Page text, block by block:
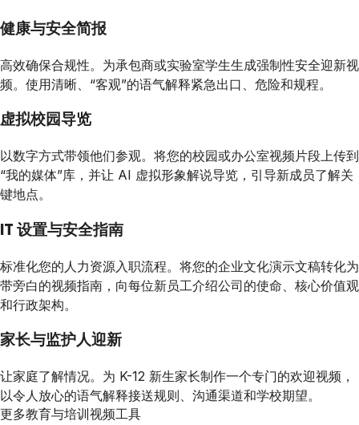
健康与安全简报
高效确保合规性。为承包商或实验室学生生成强制性安全迎新视
频。使用清晰、“客观”的语气解释紧急出口、危险和规程。
虚拟校园导览
以数字方式带领他们参观。将您的校园或办公室视频片段上传到
“我的媒体”库，并让 AI 虚拟形象解说导览，引导新成员了解关
键地点。
IT 设置与安全指南
标准化您的人力资源入职流程。将您的企业文化演示文稿转化为
带旁白的视频指南，向每位新员工介绍公司的使命、核心价值观
和行政架构。
家长与监护人迎新
让家庭了解情况。为 K-12 新生家长制作一个专门的欢迎视频，
以令人放心的语气解释接送规则、沟通渠道和学校期望。
更多教育与培训视频工具